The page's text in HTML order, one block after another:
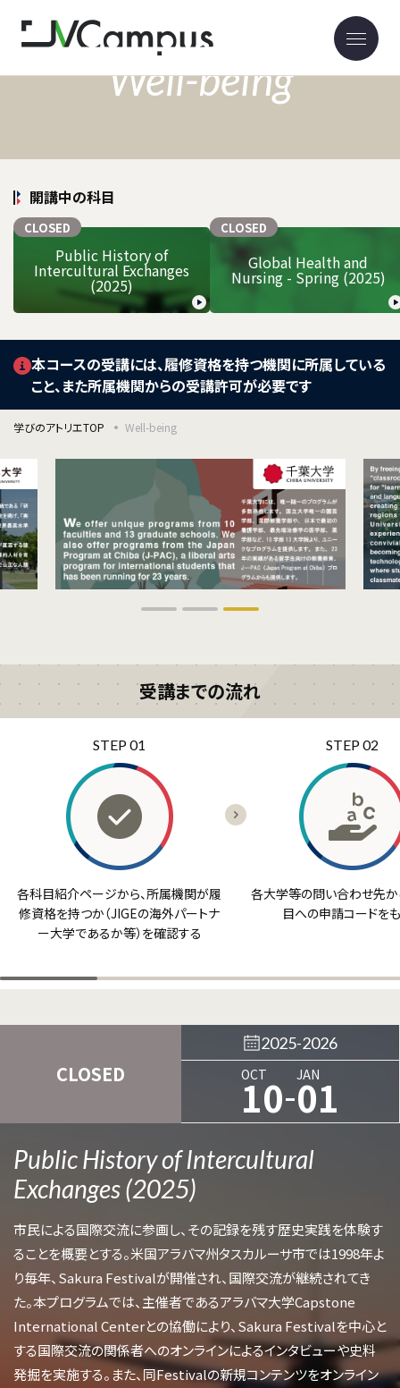
Well-being
開講中の科目
CLOSED
Public History of
Intercultural Exchanges
(2025)
CLOSED
Global Health and
Nursing - Spring (2025)
本コースの受講には、履修資格を持つ機関に所属している
こと、また所属機関からの受講許可が必要です
学びのアトリエTOP Well-being
受講までの流れ
STEP 01
各科目紹介ページから、所属機関が履
修資格を持つか（JIGEの海外パートナ
ー大学であるか等）を確認する
STEP 02
各大学等の問い合わせ先か
目への申請コードを
CLOSED
2025-2026
OCT
10-JAN
01
Public History of Intercultural
Exchanges (2025)
市民による国際交流に参画し、その記録を残す歴史実践を体験す
ることを概要とする。米国アラバマ州タスカルーサ市では1998年よ
り毎年、Sakura Festivalが開催され、国際交流が継続されてき
た。本プログラムでは、主催者であるアラバマ大学Capstone
International Centerとの協働により、Sakura Festivalを中心と
する国際交流の関係者へのオンラインによるインタビューや史料
発掘を実施する。また、同Festivalの新規コンテンツをオンライン